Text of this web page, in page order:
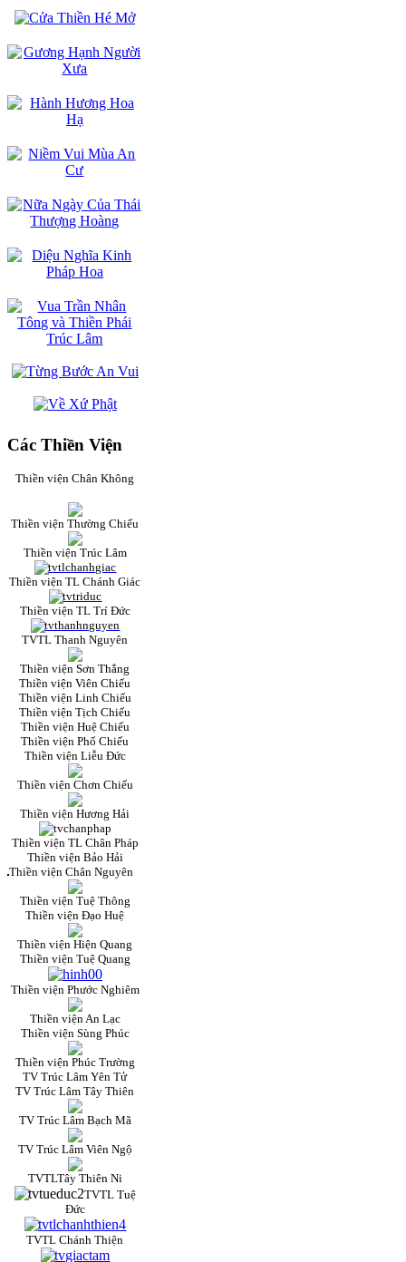
Các Thiền Viện
Thiền viện Chân Không
Thiền viện Thường Chiếu
Thiền viện Trúc Lâm
Thiền viện TL Chánh Giác
Thiền viện TL Trí Đức
TVTL Thanh Nguyên
Thiền viện Sơn Thắng
Thiền viện Viên Chiếu
Thiền viện Linh Chiếu
Thiền viện Tịch Chiếu
Thiền viện Huệ Chiếu
Thiền viện Phổ Chiếu
Thiền viện Liễu Đức
Thiền viện Chơn Chiếu
Thiền viện Hương Hải
Thiền viện TL Chân Pháp
Thiền viện Bảo Hải
Thiền viện Chân Nguyên
Thiền viện Tuệ Thông
Thiền viện Đạo Huệ
Thiền viện Hiện Quang
Thiền viện Tuệ Quang
Thiền viện Phước Nghiêm
Thiền viện An Lạc
Thiền viện Sùng Phúc
Thiền viện Phúc Trường
TV Trúc Lâm Yên Tử
TV Trúc Lâm Tây Thiên
TV Trúc Lâm Bạch Mã
TV Trúc Lâm Viên Ngộ
TVTLTây Thiên Ni
TVTL Tuệ
Đức
TVTL Chánh Thiện